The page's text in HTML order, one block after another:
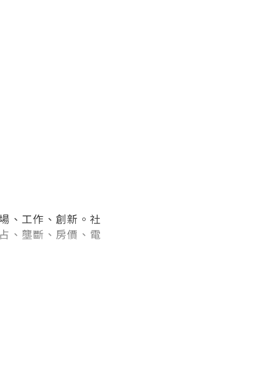
、工作、創新。社
、壟斷、房價、電